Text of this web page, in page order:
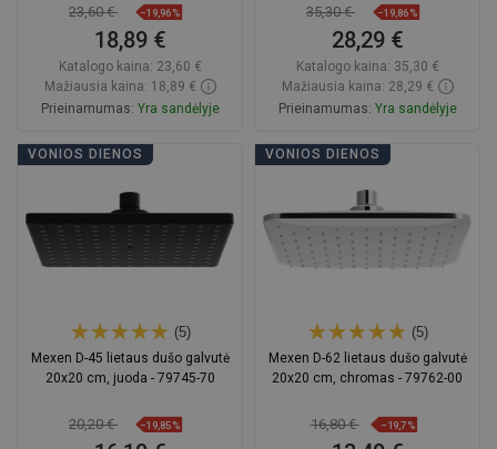
23,60 € −19,96%
18,89 €
Katalogo kaina: 23,60 €
Mažiausia kaina: 18,89 €
Prieinamumas: Yra sandėlyje
Į krepšelį
35,30 € −19,86%
28,29 €
Katalogo kaina: 35,30 €
Mažiausia kaina: 28,29 €
Prieinamumas: Yra sandėlyje
Į krepšelį
VONIOS DIENOS
(5)
Mexen D-45 lietaus dušo galvutė
20x20 cm, juoda - 79745-70
20,20 € −19,85%
VONIOS DIENOS
(5)
Mexen D-62 lietaus dušo galvutė
20x20 cm, chromas - 79762-00
16,80 € −19,7%